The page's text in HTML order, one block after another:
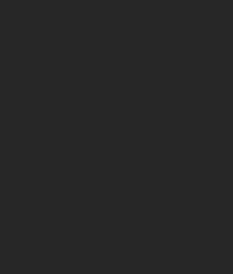
de porte de garage de